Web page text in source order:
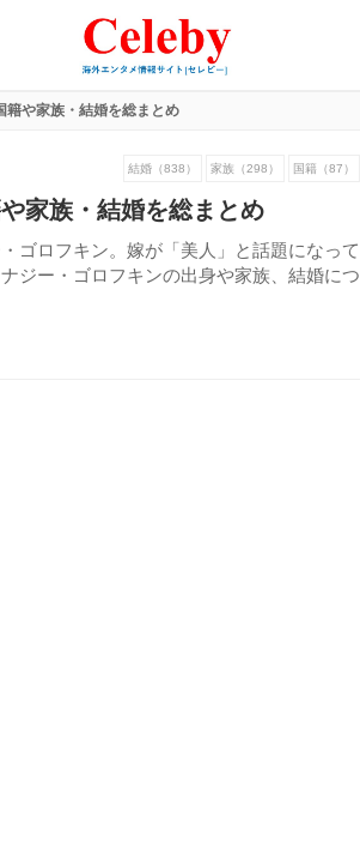
籍や家族・結婚を総まとめ
結婚（838） 家族（298） 国籍（87）
家族・結婚を総まとめ
ゴロフキン。嫁が「美人」と話題になって
ジー・ゴロフキンの出身や家族、結婚につ